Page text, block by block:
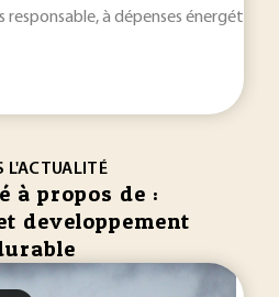
responsable, à dépenses
L'ACTUALITÉ
à propos de :
developpement